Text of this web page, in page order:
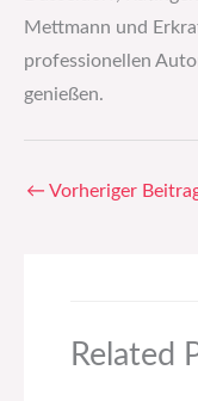
Mettmann und
professionellen
genießen.
← Vorheriger
Related